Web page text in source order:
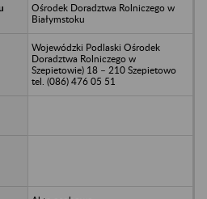
Ośrodek Doradztwa Rolniczego w
Białymstoku
Wojewódzki Podlaski Ośrodek
Doradztwa Rolniczego w
Szepietowie) 18 – 210 Szepietowo
tel. (086) 476 05 51